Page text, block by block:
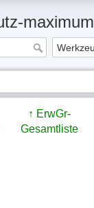
maximum
↑ ErwGr-
Gesamtliste